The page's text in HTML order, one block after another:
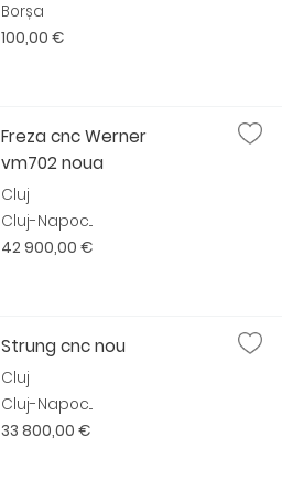
Borșa
100,00 €
Freza cnc Werner
vm702 noua
Cluj
Cluj-Napoc...
42 900,00 €
Strung cnc nou
Cluj
Cluj-Napoc...
33 800,00 €